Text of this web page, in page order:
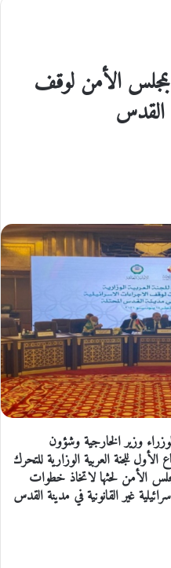
الأمن لوقف
القدس
وزير الخارجية وشؤون
للجنة العربية الوزارية للتحرك
الأمن لحثها لاتخاذ خطوات
غير القانونية في مدينة القدس